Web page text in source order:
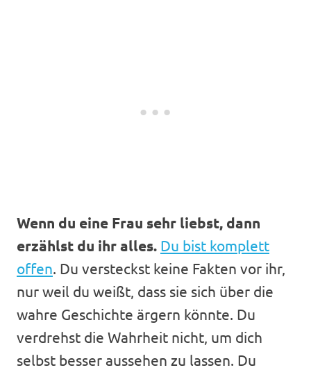
Wenn du eine Frau sehr liebst, dann
erzählst du ihr alles. Du bist komplett
offen. Du versteckst keine Fakten vor ihr,
nur weil du weißt, dass sie sich über die
wahre Geschichte ärgern könnte. Du
verdrehst die Wahrheit nicht, um dich
selbst besser aussehen zu lassen. Du